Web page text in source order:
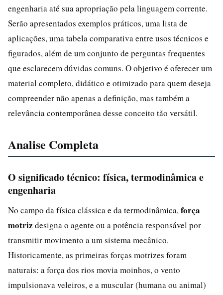
engenharia até sua apropriação pela linguagem corrente.
Serão apresentados exemplos práticos, uma lista de
aplicações, uma tabela comparativa entre usos técnicos e
figurados, além de um conjunto de perguntas frequentes
que esclarecem dúvidas comuns. O objetivo é oferecer um
material completo, didático e otimizado para quem deseja
compreender não apenas a definição, mas também a
relevância contemporânea desse conceito tão versátil.
Analise Completa
O significado técnico: física, termodinâmica e
engenharia
No campo da física clássica e da termodinâmica, força
motriz designa o agente ou a potência responsável por
transmitir movimento a um sistema mecânico.
Historicamente, as primeiras forças motrizes foram
naturais: a força dos rios movia moinhos, o vento
impulsionava veleiros, e a muscular (humana ou animal)